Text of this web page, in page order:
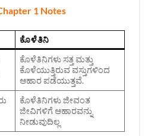
1 Notes
ಕೊಳೆತಿನಿ
ಕೊಳೆತಿನಿಗಳು ಸತ್ತ ಮತ್ತು
ಕೊಳೆಯುತ್ತಿರುವ ವಸ್ತುಗಳಿಂದ
ಆಹಾರ ಪಡೆಯುತ್ತವೆ.
ಕೊಳೆತಿನಿಗಳು ಜೀವಂತ
ಜೀವಿಗಳಿಗೆ ಆಹಾರವನ್ನು
ನೀಡುವುದಿಲ್ಲ